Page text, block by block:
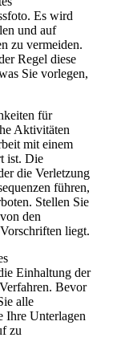
Es wird
und auf
zu vermeiden.
Regel diese
Sie vorlegen,
für
Aktivitäten
mit einem
ist. Die
die Verletzung
führen,
Stellen Sie
den
liegt.
Einhaltung der
Bevor
alle
Ihre Unterlagen
zu